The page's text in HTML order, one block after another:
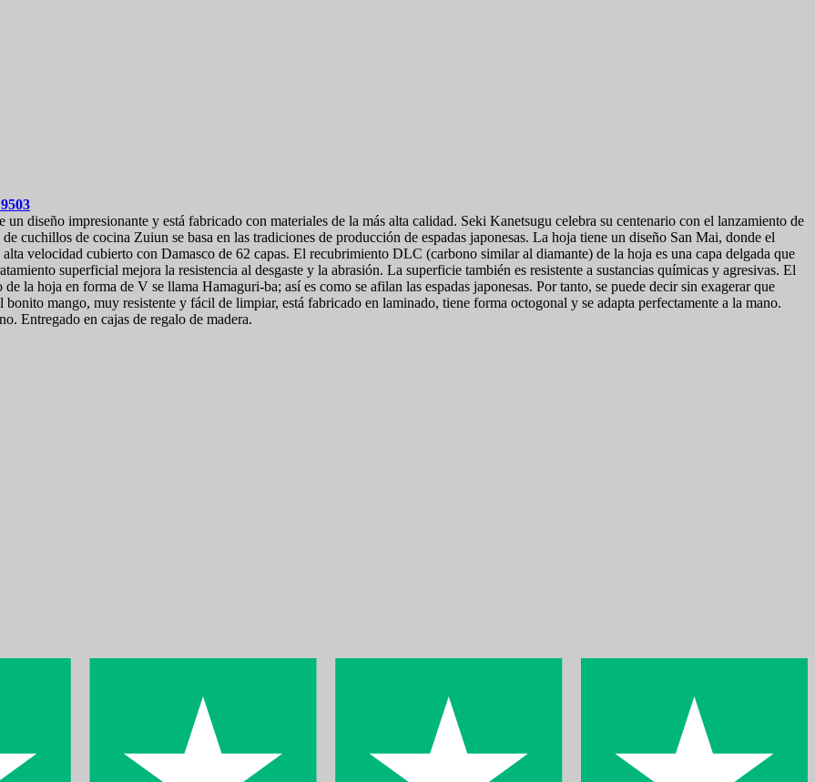
9503
diseño impresionante y está fabricado con materiales de la más alta calidad. Seki Kanetsugu celebra su centenario con el lanzamiento de
cuchillos de cocina Zuiun se basa en las tradiciones de producción de espadas japonesas. La hoja tiene un diseño San Mai, donde el
velocidad cubierto con Damasco de 62 capas. El recubrimiento DLC (carbono similar al diamante) de la hoja es una capa delgada que
superficial mejora la resistencia al desgaste y la abrasión. La superficie también es resistente a sustancias químicas y agresivas. El
la hoja en forma de V se llama Hamaguri-ba; así es como se afilan las espadas japonesas. Por tanto, se puede decir sin exagerar que
mango, muy resistente y fácil de limpiar, está fabricado en laminado, tiene forma octogonal y se adapta perfectamente a la mano.
Entregado en cajas de regalo de madera.